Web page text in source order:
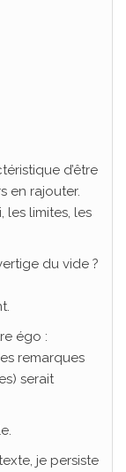
d’être
en rajouter.
les limites, les
du vide ?
égo :
remarques
serait
je persiste